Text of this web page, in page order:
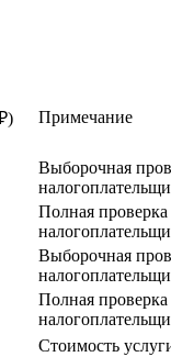
Примечание
Выборочная
Полная
Выборочная
Полная
Стоимость